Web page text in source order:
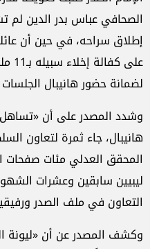
الصحافي عباس بدر الدين لم
إطلاق سراحه، في حين أن
لضمانة حضور هانيبال
وشدد المصدر على أن «تساهل
هانيبال، جاء ثمرة لتعاون
المحقق العدلي مئات
ليبيين سابقين وعشرات
التعاون في ملف الصدر
وكشف المصدر عن أن «ليونة